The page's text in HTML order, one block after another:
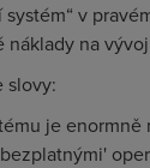
v
na vývoj
slovy:
je enormně